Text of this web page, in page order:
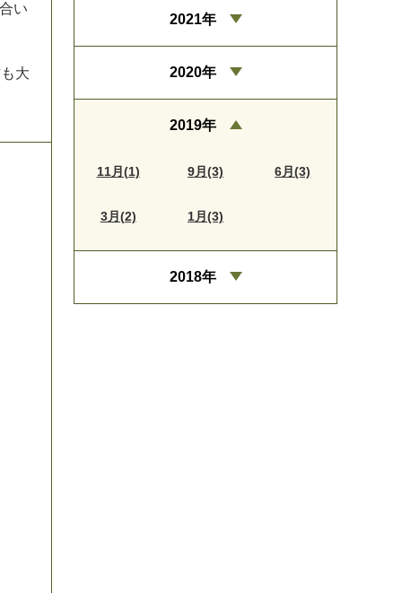
合い
も大
2021年
2020年
2019年
11月(1) 9月(3) 6月(3)
3月(2) 1月(3)
2018年